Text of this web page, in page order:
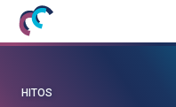
Mujeres
con
blog
HITOS